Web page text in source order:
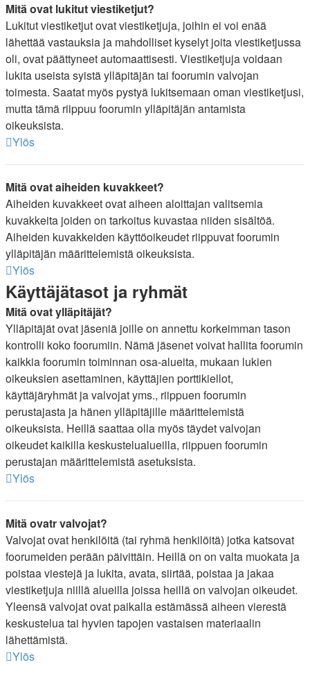
Mitä ovat lukitut viestiketjut?
Lukitut viestiketjut ovat viestiketjuja, joihin ei voi enää
lähettää vastauksia ja mahdolliset kyselyt joita viestiketjussa
oli, ovat päättyneet automaattisesti. Viestiketjuja voidaan
lukita useista syistä ylläpitäjän tai foorumin valvojan
toimesta. Saatat myös pystyä lukitsemaan oman viestiketjusi,
mutta tämä riippuu foorumin ylläpitäjän antamista
oikeuksista.
Ylös
Mitä ovat aiheiden kuvakkeet?
Aiheiden kuvakkeet ovat aiheen aloittajan valitsemia
kuvakkeita joiden on tarkoitus kuvastaa niiden sisältöä.
Aiheiden kuvakkeiden käyttöoikeudet riippuvat foorumin
ylläpitäjän määrittelemistä oikeuksista.
Ylös
Käyttäjätasot ja ryhmät
Mitä ovat ylläpitäjät?
Ylläpitäjät ovat jäseniä joille on annettu korkeimman tason
kontrolli koko foorumiin. Nämä jäsenet voivat hallita foorumin
kaikkia foorumin toiminnan osa-alueita, mukaan lukien
oikeuksien asettaminen, käyttäjien porttikiellot,
käyttäjäryhmät ja valvojat yms., riippuen foorumin
perustajasta ja hänen ylläpitäjille määrittelemistä
oikeuksista. Heillä saattaa olla myös täydet valvojan
oikeudet kaikilla keskustelualueilla, riippuen foorumin
perustajan määrittelemistä asetuksista.
Ylös
Mitä ovatr valvojat?
Valvojat ovat henkilöitä (tai ryhmä henkilöitä) jotka katsovat
foorumeiden perään päivittäin. Heillä on on valta muokata ja
poistaa viestejä ja lukita, avata, siirtää, poistaa ja jakaa
viestiketjuja niillä alueilla joissa heillä on valvojan oikeudet.
Yleensä valvojat ovat paikalla estämässä aiheen vierestä
keskustelua tai hyvien tapojen vastaisen materiaalin
lähettämistä.
Ylös